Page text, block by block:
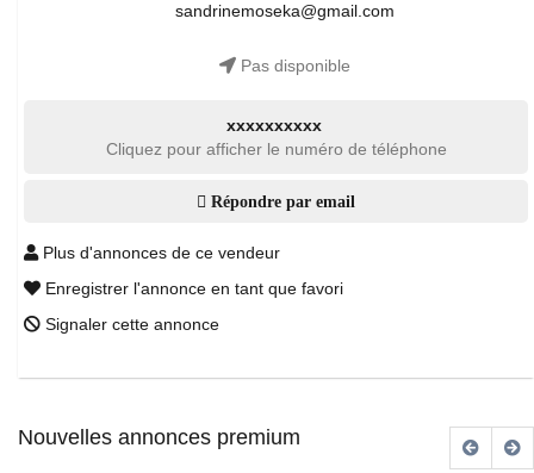
sandrinemoseka@gmail.com
Pas disponible
xxxxxxxxxx
Cliquez pour afficher le numéro de téléphone
Répondre par email
Plus d'annonces de ce vendeur
Enregistrer l'annonce en tant que favori
Signaler cette annonce
Nouvelles annonces premium